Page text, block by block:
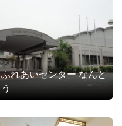
ふれあいセンター なんと
う